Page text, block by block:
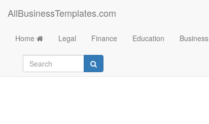
AllBusinessTemplates.com
Home Legal Finance Education Business
Bingokarten 4x4